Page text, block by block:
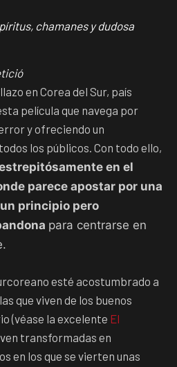
chamanes y dudosa
en Corea del Sur, país
película que navega por
y ofreciendo un
los públicos. Con todo ello,
en el
parece apostar por una
principio pero
para centrarse en
esté acostumbrado a
que viven de los buenos
(véase la excelente El
ven transformadas en
en los que se vierten unas